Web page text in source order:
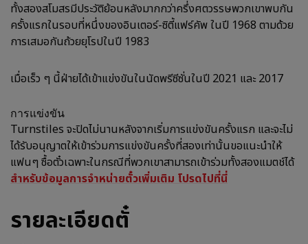
ทั้งสองสโมสรมีประวัติย้อนหลังมากกว่าครึ่งศตวรรษพวกเขาพบกัน
ครั้งแรกในรอบที่หนึ่งของอินเตอร์-ซิตี้แฟร์คัพ ในปี 1968 ตามด้วย
การเสมอกันถ้วยยุโรปในปี 1983
เมื่อเร็ว ๆ นี้ฝ่ายได้เข้าแข่งขันในนัดพรีซีซั่นในปี 2021 และ 2017
การแข่งขัน
Turnstiles จะปิดไม่นานหลังจากเริ่มการแข่งขันครั้งแรก และจะไม่
ได้รับอนุญาตให้เข้าร่วมการแข่งขันครั้งที่สองเท่านั้นขอแนะนำให้
แฟนๆ ซื้อตั๋วเฉพาะในกรณีที่พวกเขาสามารถเข้าร่วมทั้งสองแมตช์ได้
สำหรับข้อมูลการจำหน่ายตั๋วเพิ่มเติม โปรดไปที่นี่
รายละเอียดตั๋